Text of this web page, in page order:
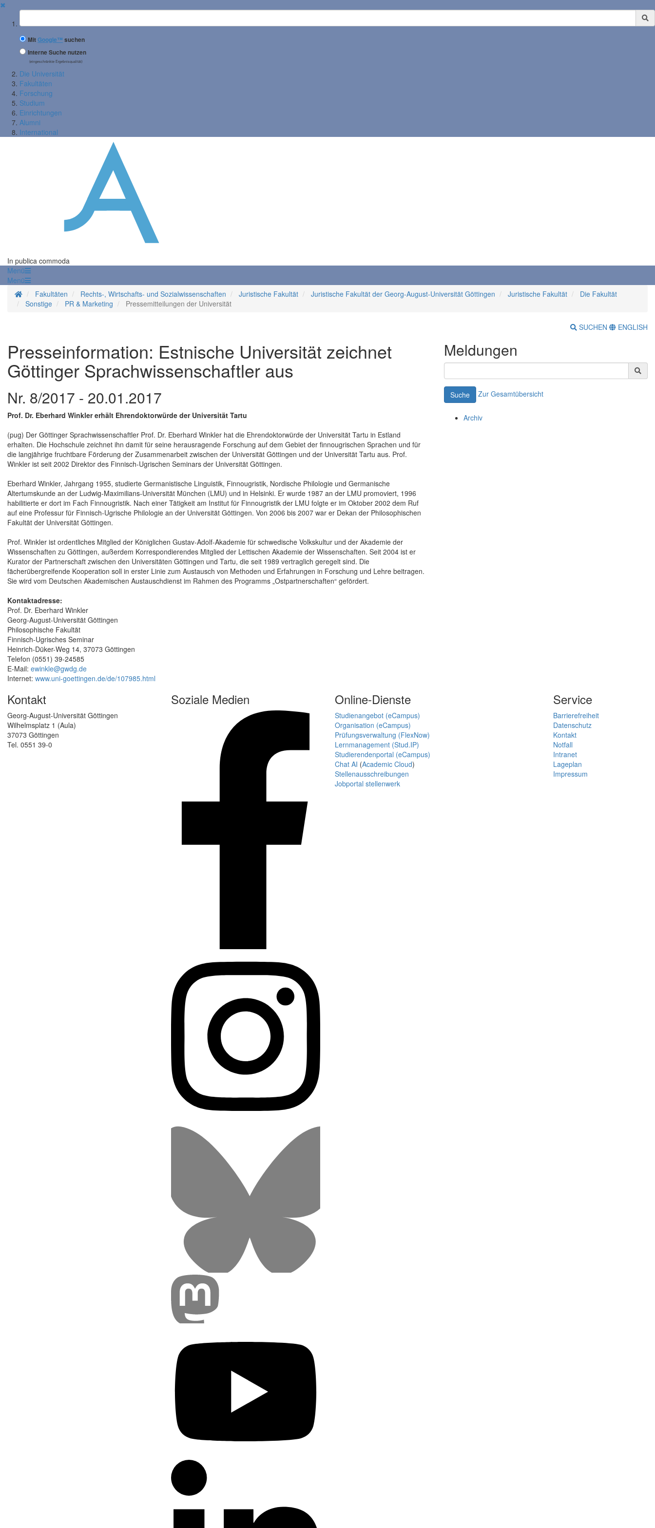
✖
Suchbegriff
MitGoogle™ suchen
Interne Suche nutzen
(eingeschränkte Ergebnisqualität)
Die Universität
Fakultäten
Forschung
Studium
Einrichtungen
Alumni
International
In publica commoda
Menü
Menü
StartseiteFakultäten Rechts-, Wirtschafts- und Sozialwissenschaften Juristische Fakultät Juristische Fakultät der Georg-August-Universität Göttingen Juristische Fakultät
Die Fakultät
Sonstige
PR & Marketing Pressemitteilungen der Universität
SUCHEN ENGLISH
Presseinformation: Estnische Universität zeichnet
Göttinger Sprachwissenschaftler aus
Nr. 8/2017 - 20.01.2017
Prof. Dr. Eberhard Winkler erhält Ehrendoktorwürde der Universität Tartu
(pug) Der Göttinger Sprachwissenschaftler Prof. Dr. Eberhard Winkler hat die Ehrendoktorwürde der Universität Tartu in Estland
erhalten. Die Hochschule zeichnet ihn damit für seine herausragende Forschung auf dem Gebiet der finnougrischen Sprachen und für
die langjährige fruchtbare Förderung der Zusammenarbeit zwischen der Universität Göttingen und der Universität Tartu aus. Prof.
Winkler ist seit 2002 Direktor des Finnisch-Ugrischen Seminars der Universität Göttingen.
Eberhard Winkler, Jahrgang 1955, studierte Germanistische Linguistik, Finnougristik, Nordische Philologie und Germanische
Altertumskunde an der Ludwig-Maximilians-Universität München (LMU) und in Helsinki. Er wurde 1987 an der LMU promoviert, 1996
habilitierte er dort im Fach Finnougristik. Nach einer Tätigkeit am Institut für Finnougristik der LMU folgte er im Oktober 2002 dem Ruf
auf eine Professur für Finnisch-Ugrische Philologie an der Universität Göttingen. Von 2006 bis 2007 war er Dekan der Philosophischen
Fakultät der Universität Göttingen.
Prof. Winkler ist ordentliches Mitglied der Königlichen Gustav-Adolf-Akademie für schwedische Volkskultur und der Akademie der
Wissenschaften zu Göttingen, außerdem Korrespondierendes Mitglied der Lettischen Akademie der Wissenschaften. Seit 2004 ist er
Kurator der Partnerschaft zwischen den Universitäten Göttingen und Tartu, die seit 1989 vertraglich geregelt sind. Die
fächerübergreifende Kooperation soll in erster Linie zum Austausch von Methoden und Erfahrungen in Forschung und Lehre beitragen.
Sie wird vom Deutschen Akademischen Austauschdienst im Rahmen des Programms „Ostpartnerschaften“ gefördert.
Kontaktadresse:
Prof. Dr. Eberhard Winkler
Georg-August-Universität Göttingen
Philosophische Fakultät
Finnisch-Ugrisches Seminar
Heinrich-Düker-Weg 14, 37073 Göttingen
Telefon (0551) 39-24585
E-Mail: ewinkle@gwdg.de
Internet: www.uni-goettingen.de/de/107985.html
Meldungen
Suche Zur Gesamtübersicht
Archiv
Kontakt
Georg-August-Universität Göttingen
Wilhelmsplatz 1 (Aula)
37073 Göttingen
Tel. 0551 39-0
Soziale Medien Online-Dienste
Studienangebot (eCampus)
Organisation (eCampus)
Prüfungsverwaltung (FlexNow)
Lernmanagement (Stud.IP)
Studierendenportal (eCampus)
Chat AI (Academic Cloud)
Stellenausschreibungen
Jobportal stellenwerk
Service
Barrierefreiheit
Datenschutz
Kontakt
Notfall
Intranet
Lageplan
Impressum